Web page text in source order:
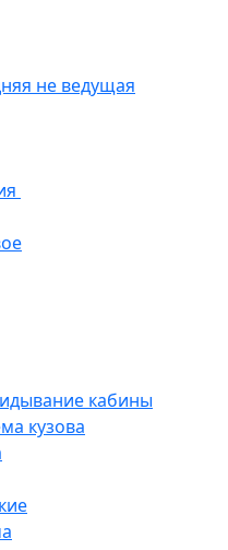
не ведущая
кабины
кузова